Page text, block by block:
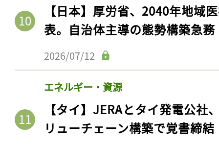
【日本】厚労省、2040年地域
表。自治体主導の態勢構築急務
2026/07/12
エネルギー・資源
【タイ】JERAとタイ発電公社
リューチェーン構築で覚書締結
記事をお気に入りに
ログイン